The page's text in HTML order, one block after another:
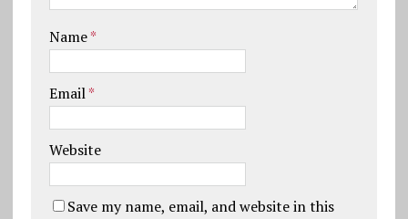
Name*
Email*
Website
Save my name, email, and website in this